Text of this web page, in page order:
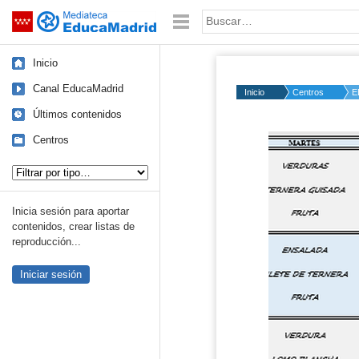
Saltar navegación Palabra o frase:
Inicio
Canal EducaMadrid
Últimos contenidos
Centros
Inicia sesión para aportar
contenidos, crear listas de
reproducción...
Iniciar sesión
Inicio Centros